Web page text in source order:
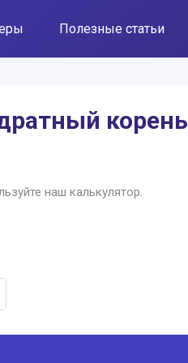
Полезные статьи
корень
наш калькулятор.